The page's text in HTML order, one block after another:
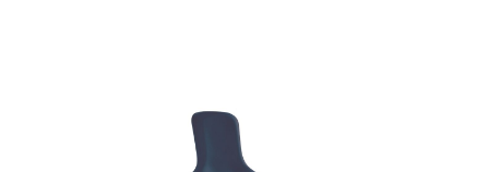
Bildergalerie überspringen